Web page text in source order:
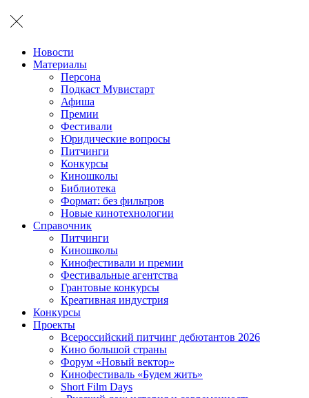
Новости
Материалы
Персона
Подкаст Мувистарт
Афиша
Премии
Фестивали
Юридические вопросы
Питчинги
Конкурсы
Киношколы
Библиотека
Формат: без фильтров
Новые кинотехнологии
Справочник
Питчинги
Киношколы
Кинофестивали и премии
Фестивальные агентства
Грантовые конкурсы
Креативная индустрия
Конкурсы
Проекты
Всероссийский питчинг дебютантов 2026
Кино большой страны
Форум «Новый вектор»
Кинофестиваль «Будем жить»
Short Film Days